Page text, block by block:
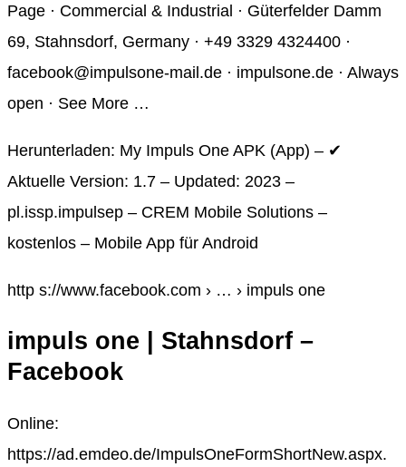
Page · Commercial & Industrial · Güterfelder Damm
69, Stahnsdorf, Germany · +49 3329 4324400 ·
facebook@impulsone-mail.de · impulsone.de · Always
open · See More …
Herunterladen: My Impuls One APK (App) – ✔
Aktuelle Version: 1.7 – Updated: 2023 –
pl.issp.impulsep – CREM Mobile Solutions –
kostenlos – Mobile App für Android
http s://www.facebook.com › … › impuls one
impuls one | Stahnsdorf –
Facebook
Online:
https://ad.emdeo.de/ImpulsOneFormShortNew.aspx.